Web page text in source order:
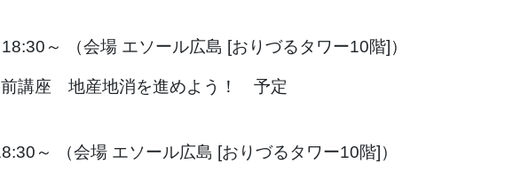
～ （会場 エソール広島 [おりづるタワー10階]）
講座 地産地消を進めよう！ 予定
～ （会場 エソール広島 [おりづるタワー10階]）